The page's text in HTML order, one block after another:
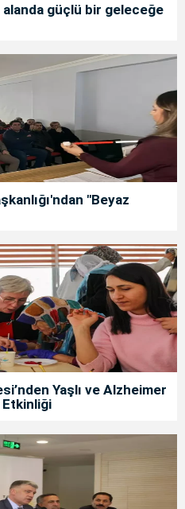
alanda güçlü bir geleceğe
"Beyaz
Yaşlı ve Alzheimer
Etkinliği